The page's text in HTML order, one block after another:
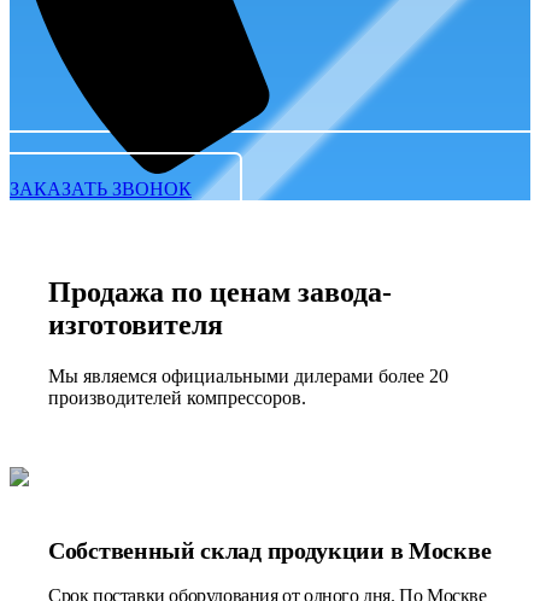
ЗАКАЗАТЬ ЗВОНОК
Продажа по ценам завода-
изготовителя
Мы являемся официальными дилерами более 20
производителей компрессоров.
Собственный склад продукции в Москве
Срок поставки оборудования от одного дня. По Москве